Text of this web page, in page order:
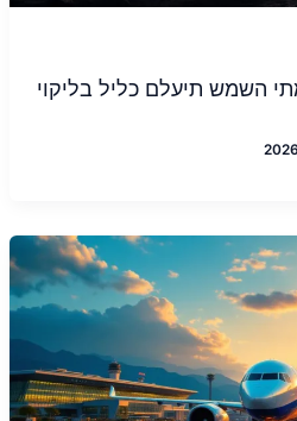
השמש תיעלם כליל בליקוי